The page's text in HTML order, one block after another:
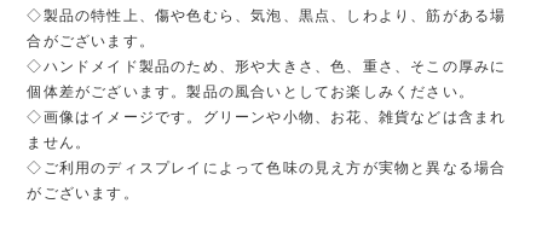
◇製品の特性上、傷や色むら、気泡、黒点、しわより、筋がある場
合がございます。
◇ハンドメイド製品のため、形や大きさ、色、重さ、そこの厚みに
個体差がございます。製品の風合いとしてお楽しみください。
◇画像はイメージです。グリーンや小物、お花、雑貨などは含まれ
ません。
◇ご利用のディスプレイによって色味の見え方が実物と異なる場合
がございます。